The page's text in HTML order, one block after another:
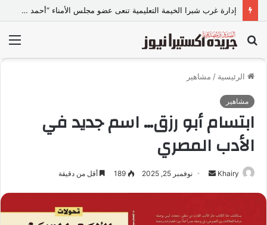
إدارة غرب شبرا الخيمة التعليمية تنعى عضو مجلس الأمناء “أحمد متولي”
بحث
عن
الرئيسية / مشاهير
مشاهير
ابتسام أبو رزق… اسم جديد في
الأدب المصري
Khairy
ل
نوفمبر 25, 2025 189 أقل من دقيقة